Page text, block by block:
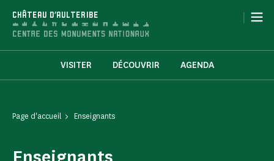
CHÂTEAU D'AULTERIBE |
VISITER DÉCOUVRIR AGENDA
Page d'accueil Enseignants